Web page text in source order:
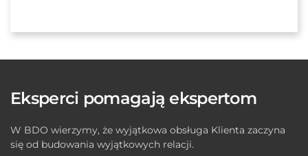
Eksperci pomagają ekspertom
W BDO wierzymy, że wyjątkowa obsługa Klienta zaczyna
się od budowania wyjątkowych relacji.